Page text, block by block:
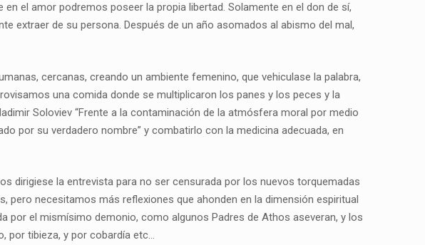
el amor podremos poseer la propia libertad. Solamente en el don de sí,
extraer de su persona. Después de un año asomados al abismo del mal,
cercanas, creando un ambiente femenino, que vehiculase la palabra,
una comida donde se multiplicaron los panes y los peces y la
Soloviev “Frente a la contaminación de la atmósfera moral por medio
por su verdadero nombre” y combatirlo con la medicina adecuada, en
dirigiese la entrevista para no ser censurada por los nuevos torquemadas
necesitamos más reflexiones que ahonden en la dimensión espiritual
por el mismísimo demonio, como algunos Padres de Athos aseveran, y los
por tibieza, y por cobardía etc…